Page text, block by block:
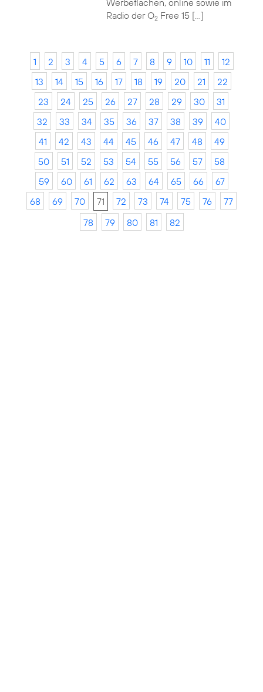
Werbeflächen, online sowie im
Radio der O2Free 15 […]
1 2 3 4 5 6 7 8 9 10 11
12
13
14 15 16 17 18 19 20 21
22
23
24 25 26 27 28 29 30
31
32
33 34 35 36 37 38 39
40
41
42 43 44 45 46 47 48
49
50
51 52 53 54 55 56 57
58
59
60 61 62 63 64 65 66
67
68
69 70 71 72 73 74 75 76
77
78
79 80 81 82